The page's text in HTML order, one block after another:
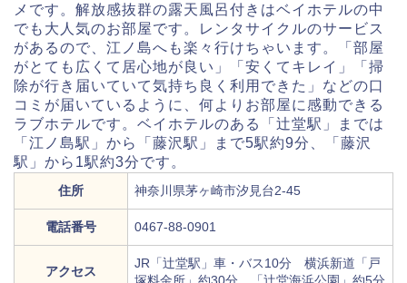
メです。解放感抜群の露天風呂付きはベイホテルの中
でも大人気のお部屋です。レンタサイクルのサービス
があるので、江ノ島へも楽々行けちゃいます。「部屋
がとても広くて居心地が良い」「安くてキレイ」「掃
除が行き届いていて気持ち良く利用できた」などの口
コミが届いているように、何よりお部屋に感動できる
ラブホテルです。ベイホテルのある「辻堂駅」までは
「江ノ島駅」から「藤沢駅」まで5駅約9分、「藤沢
駅」から1駅約3分です。
住所 神奈川県茅ヶ崎市汐見台2-45
電話番号 0467-88-0901
アクセス
JR「辻堂駅」車・バス10分 横浜新道「戸
塚料金所」約30分 「辻堂海浜公園」約5分